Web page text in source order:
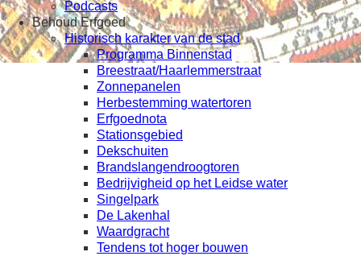
Podcasts
Behoud Erfgoed
Historisch karakter van de stad
Programma Binnenstad
Breestraat/Haarlemmerstraat
Zonnepanelen
Herbestemming watertoren
Erfgoednota
Stationsgebied
Dekschuiten
Brandslangendroogtoren
Bedrijvigheid op het Leidse water
Singelpark
De Lakenhal
Waardgracht
Tendens tot hoger bouwen